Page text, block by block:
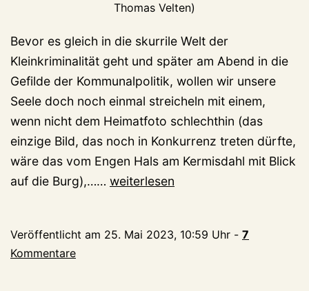
Thomas Velten)
Bevor es gleich in die skurrile Welt der
Kleinkriminalität geht und später am Abend in die
Gefilde der Kommunalpolitik, wollen wir unsere
Seele doch noch einmal streicheln mit einem,
wenn nicht dem Heimatfoto schlechthin (das
einzige Bild, das noch in Konkurrenz treten dürfte,
wäre das vom Engen Hals am Kermisdahl mit Blick
auf die Burg),…… Kein
weiterlesen
Veröffentlicht am 25. Mai 2023, 10:59 Uhr - 7
Kommentare